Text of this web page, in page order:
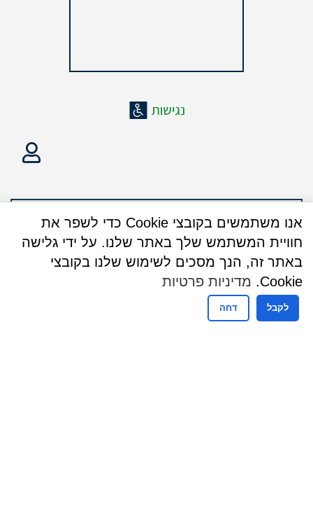
אנו משתמשים בקובצי Cookie כדי לשפר את
חוויית המשתמש שלך באתר שלנו. על ידי גלישה
באתר זה, הנך מסכים לשימוש שלנו בקובצי
Cookie.
מדיניות פרטיות
לקבל דחה